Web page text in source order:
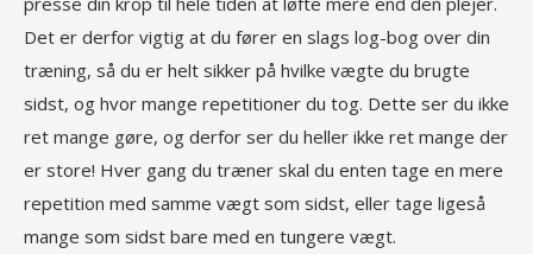
Det er derfor vigtig at du fører en slags log-bog over din
træning, så du er helt sikker på hvilke vægte du brugte
sidst, og hvor mange repetitioner du tog. Dette ser du ikke
ret mange gøre, og derfor ser du heller ikke ret mange der
er store! Hver gang du træner skal du enten tage en mere
repetition med samme vægt som sidst, eller tage ligeså
mange som sidst bare med en tungere vægt.